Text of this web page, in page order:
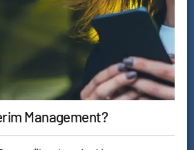
Management?